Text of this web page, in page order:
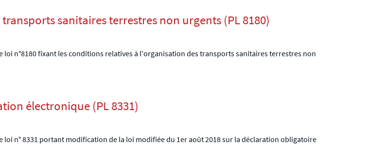
sanitaires terrestres non urgents (PL 8180)
loi n°8180 fixant les conditions relatives à l'organisation des transports sanitaires terrestres non
électronique (PL 8331)
loi n° 8331 portant modification de la loi modifiée du 1er août 2018 sur la déclaration obligatoire